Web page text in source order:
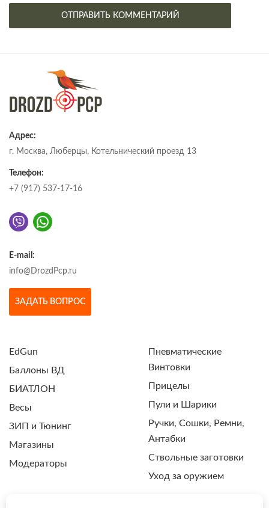
Адрес:
г. Москва, Люберцы, Котельнический проезд 13
Телефон:
+7 (917) 537-17-16
E-mail:
info@DrozdPcp.ru
ЗАДАТЬ ВОПРОС
EdGun
Баллоны ВД
БИАТЛОН
Весы
ЗИП и Тюнинг
Магазины
Модераторы
Пневматические
Винтовки
Прицелы
Пули и Шарики
Ручки, Сошки, Ремни,
Антабки
Ствольные заготовки
Уход за оружием